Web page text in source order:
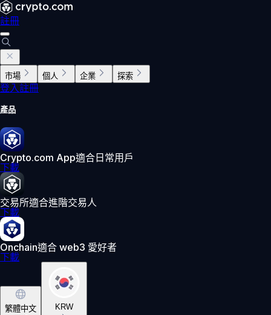
註冊
市場 個人 企業 探索
登入註冊
產品
Crypto.com App適合日常用戶
下載
交易所適合進階交易人
下載
Onchain適合 web3 愛好者
下載
繁體中文
KRW